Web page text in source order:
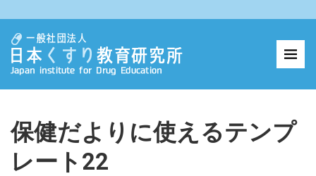
保健だよりに使えるテンプ
レート22